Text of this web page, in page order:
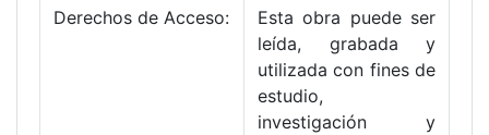
Derechos de Acceso:
Esta obra puede ser
leída, grabada y
utilizada con fines de
estudio,
investigación y